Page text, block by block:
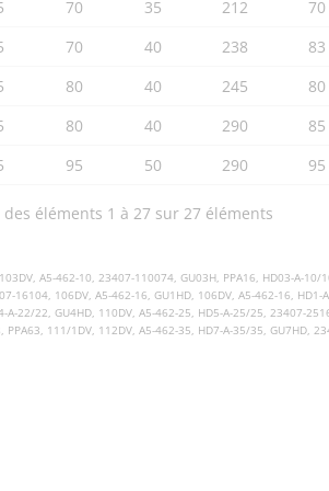
70 35 212 70
70 40 238 83
80 40 245 80
80 40 290 85
95 50 290 95
des éléments 1 à 27 sur 27 éléments
103DV, A5-462-10, 23407-110074, GU03H, PPA16, HD03-A-
16104, 106DV, A5-462-16, GU1HD, 106DV, A5-462-16,
A-22/22, GU4HD, 110DV, A5-462-25, HD5-A-25/25, 23407-
PPA63, 111/1DV, 112DV, A5-462-35, HD7-A-35/35, GU7HD,